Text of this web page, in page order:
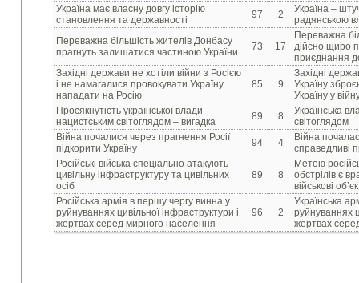
Україна має власну довгу історію
становлення та державності
97 2
Україна –
радянською
Переважна більшість жителів Донбасу
прагнуть залишатися частиною України
73 17
Переважна
дійсно щиро
приєднання
Західні держави не хотіли війни з Росією
і не намагалися провокувати Україну
нападати на Росію
85 9
Західні
Україну
Україну у
Просякнутість української влади
нацистським світоглядом – вигадка
89 8
Українська
світоглядом
Війна почалися через прагнення Росії
підкорити Україну
94 4
Війна
справедливі
Російські війська спеціально атакують
цивільну інфраструктуру та цивільних
осіб
89 8
Метою
обстрілів є
військові
Російська армія в першу чергу винна у
руйнуваннях цивільної інфраструктури і
жертвах серед мирного населення
96 2
Українська
руйнуваннях
жертвах